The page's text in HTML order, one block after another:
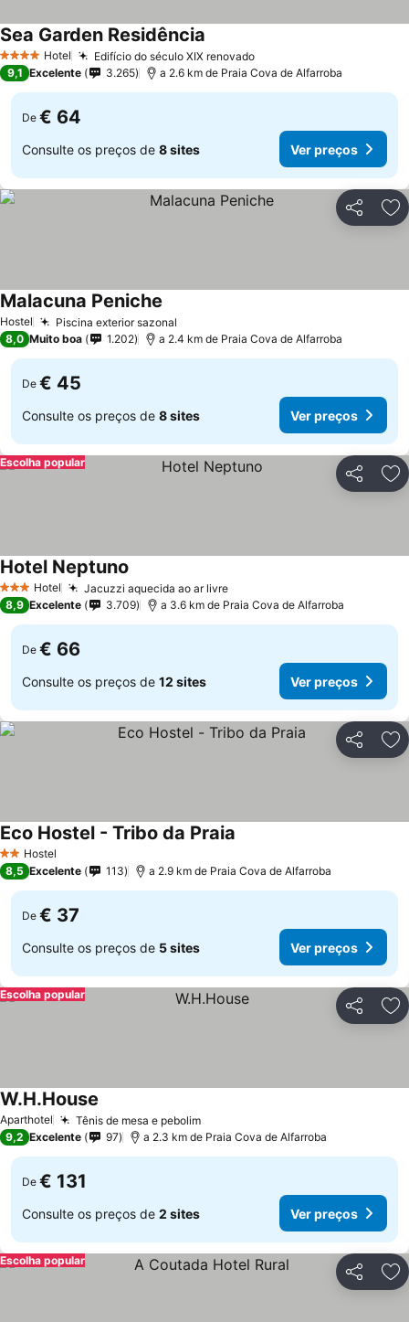
4 EstrelasHotel Edifício do século XIX renovadoVer preços
Sea Garden Residência
9,1 Excelente 3.265 a 2.6 km de Praia Cova de Alfarroba
De € 64
Consulte os preços de 8 sites Ver preços
Partilhar
Hostel Piscina exterior sazonal
Malacuna Peniche
8,0 Muito boa 1.202 a 2.4 km de Praia Cova de Alfarroba
De € 45
Consulte os preços de 8 sites Ver preços
Partilhar
Escolha popular
3 EstrelasHotel Jacuzzi aquecida ao ar livreVer preços
Hotel Neptuno
8,9 Excelente 3.709 a 3.6 km de Praia Cova de Alfarroba
De € 66
Consulte os preços de 12 sites Ver preços
Partilhar
2 Estrelas
Hostel
Eco Hostel - Tribo da Praia
8,5 Excelente 113 a 2.9 km de Praia Cova de Alfarroba
De € 37
Consulte os preços de 5 sites Ver preços
Partilhar
Escolha popular
Aparthotel Tênis de mesa e pebolimVer preços
W.H.House
9,2 Excelente 97 a 2.3 km de Praia Cova de Alfarroba
De € 131
Consulte os preços de 2 sites Ver preços
Partilhar
Escolha popular